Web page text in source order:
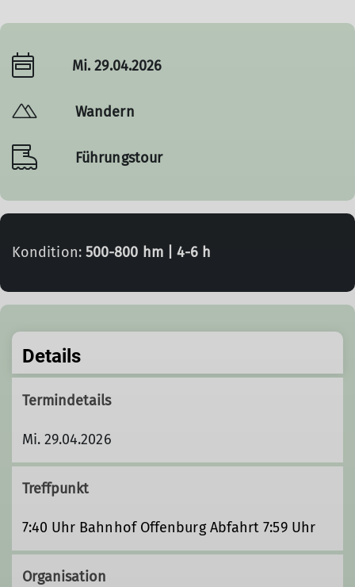
Mi. 29.04.2026
Wandern
Führungstour
Kondition: 500-800 hm | 4-6 h
Details
Termindetails
Mi. 29.04.2026
Treffpunkt
7:40 Uhr Bahnhof Offenburg Abfahrt 7:59 Uhr
Organisation